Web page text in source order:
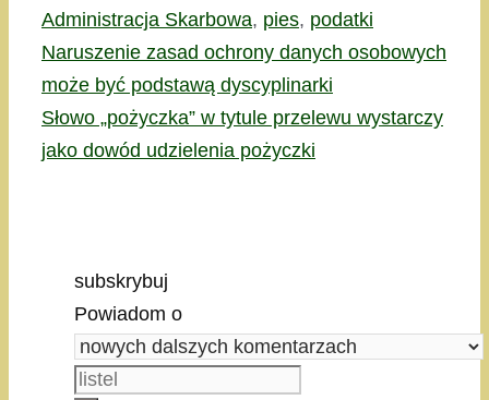
Administracja Skarbowa, pies, podatki
Naruszenie zasad ochrony danych osobowych
może być podstawą dyscyplinarki
Słowo „pożyczka” w tytule przelewu wystarczy
jako dowód udzielenia pożyczki
subskrybuj
Powiadom o